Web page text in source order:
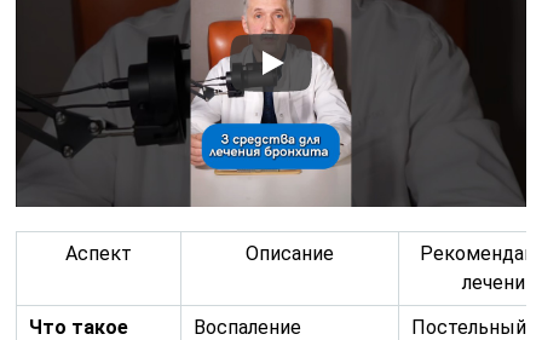
Аспект Описание
лечению
Что такое
Воспаление Постельный